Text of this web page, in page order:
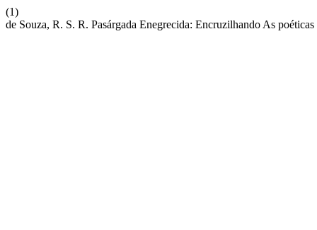
(1)
de Souza, R. S. R. Pasárgada Enegrecida: Encruzilhando As